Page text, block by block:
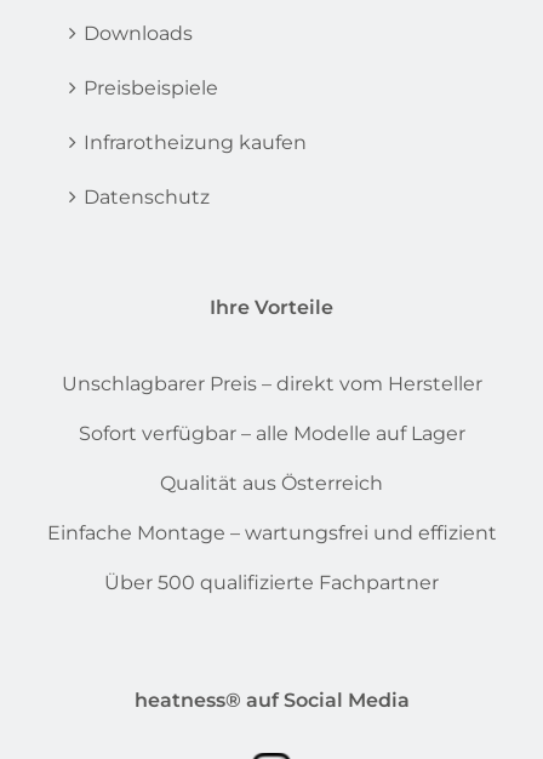
Downloads
Preisbeispiele
Infrarotheizung kaufen
Datenschutz
Ihre Vorteile
Unschlagbarer Preis – direkt vom Hersteller
Sofort verfügbar – alle Modelle auf Lager
Qualität aus Österreich
Einfache Montage – wartungsfrei und effizient
Über 500 qualifizierte Fachpartner
heatness® auf Social Media